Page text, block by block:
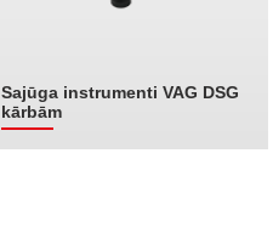
Sajūga instrumenti VAG DSG
kārbām